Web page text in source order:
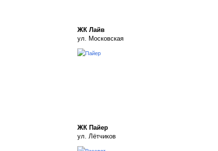
ЖК Лайв
ул. Московская
ЖК Пайер
ул. Лётчиков